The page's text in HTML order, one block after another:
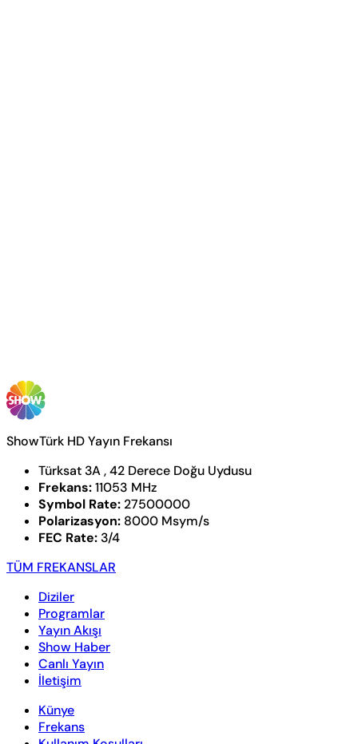
ShowTürk HD Yayın Frekansı
Türksat 3A , 42 Derece Doğu Uydusu
Frekans:11053 MHz
Symbol Rate: 27500000
Polarizasyon: 8000 Msym/s
FEC Rate: 3/4
TÜM FREKANSLAR
Diziler
Programlar
Yayın Akışı
Show Haber
Canlı Yayın
İletişim
Künye
Frekans